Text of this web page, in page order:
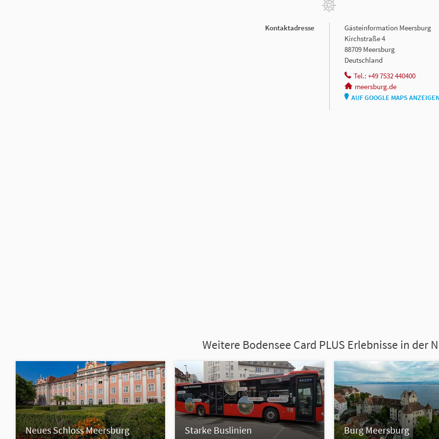
Kontaktadresse
Gästeinformation Meersburg
Kirchstraße 4
88709 Meersburg
Deutschland
Tel.: +49 7532 440400
meersburg.de
AUF GOOGLE MAPS
Weitere Bodensee Card PLUS Erlebnisse in der
Neues Schloss Meersburg Starke Buslinien Burg Meersburg